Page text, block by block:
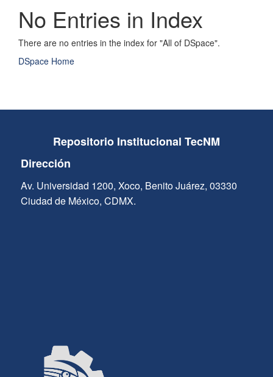
No Entries in Index
There are no entries in the index for "All of DSpace".
DSpace Home
Repositorio Institucional TecNM
Dirección
Av. Universidad 1200, Xoco, Benito Juárez, 03330
Ciudad de México, CDMX.